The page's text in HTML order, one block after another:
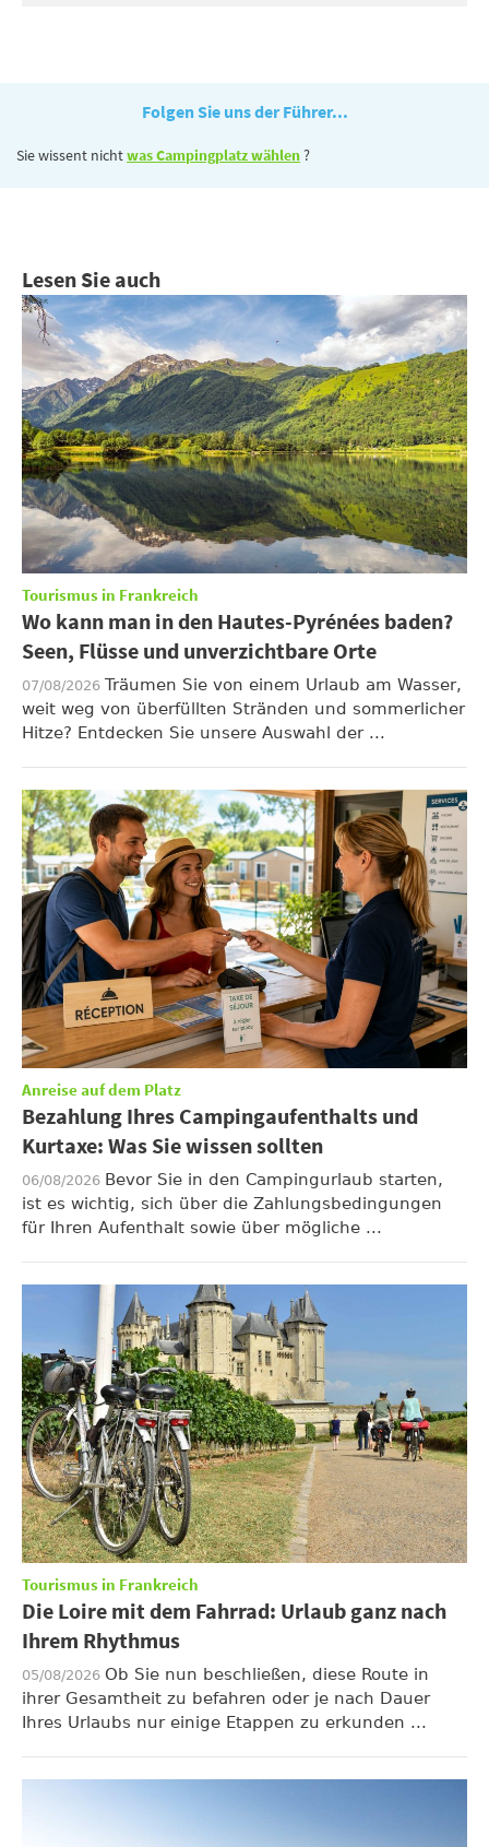
Folgen Sie uns der Führer...
Sie wissent nichtwas Campingplatz wählen?
Lesen Sie auch
Tourismus in Frankreich
Wo kann man in den Hautes-Pyrénées baden?
Seen, Flüsse und unverzichtbare Orte
07/08/2026 Träumen Sie von einem Urlaub am Wasser,
weit weg von überfüllten Stränden und sommerlicher
Hitze? Entdecken Sie unsere Auswahl der ...
Anreise auf dem Platz
Bezahlung Ihres Campingaufenthalts und
Kurtaxe: Was Sie wissen sollten
06/08/2026 Bevor Sie in den Campingurlaub starten,
ist es wichtig, sich über die Zahlungsbedingungen
für Ihren Aufenthalt sowie über mögliche ...
Tourismus in Frankreich
Die Loire mit dem Fahrrad: Urlaub ganz nach
Ihrem Rhythmus
05/08/2026 Ob Sie nun beschließen, diese Route in
ihrer Gesamtheit zu befahren oder je nach Dauer
Ihres Urlaubs nur einige Etappen zu erkunden ...